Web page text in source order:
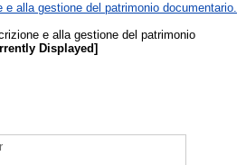
alla gestione del patrimonio documentario.
e alla gestione del patrimonio
Displayed]